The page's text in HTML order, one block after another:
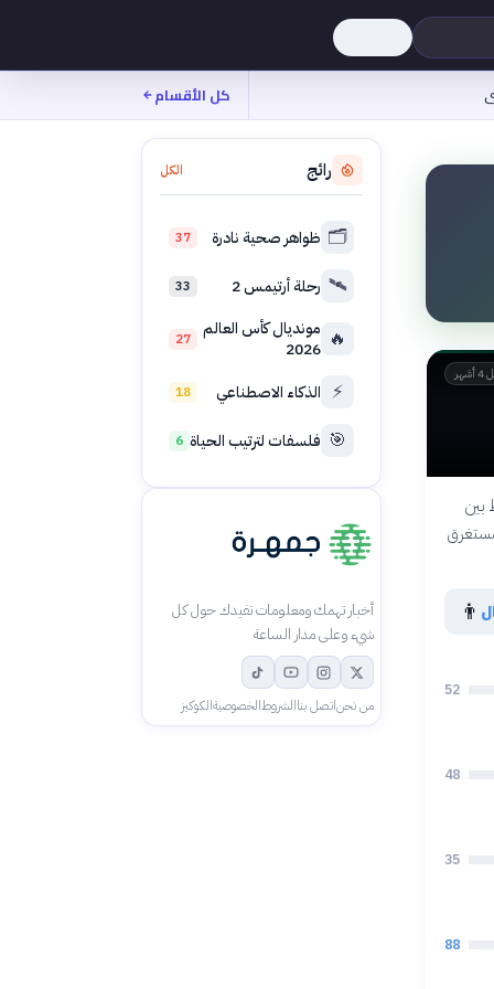
كل الأقسام
بين
👨
52
48
35
88
رائج الكل
🗂️ ظواهر صحية نادرة 37
🛰️ رحلة أرتيمس 2 33
🔥 مونديال كأس العالم
2026
27
⚡ الذكاء الاصطناعي 18
🎯 فلسفات لترتيب الحياة 6
أخبار تهمك ومعلومات تفيدك حول كل
شيء وعلى مدار الساعة
من نحناتصل بناالشروطالخصوصيةالكوكيز